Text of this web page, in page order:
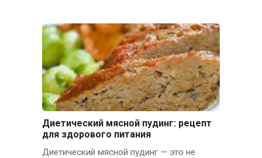
Диетический мясной пудинг: рецепт
для здорового питания
Диетический мясной пудинг — это не